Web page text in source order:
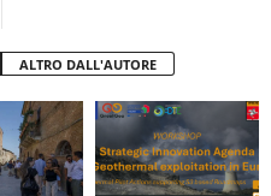
ALTRO DALL'AUTORE